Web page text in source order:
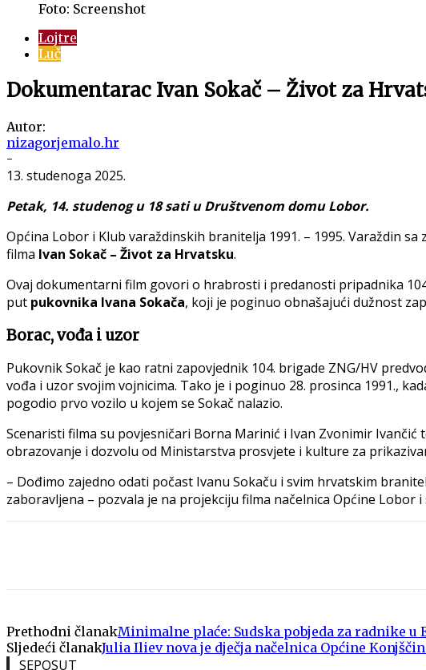
Foto: Screenshot
Lojtre
Luč
Dokumentarac Ivan Sokač – Život za
Autor:
nizagorjemalo.hr
-
13. studenoga 2025.
Petak, 14. studenog u 18 sati u Društvenom domu Lobor.
Općina Lobor i Klub varaždinskih branitelja 1991. – 1995. Varaždin
filma Ivan Sokač – Život za Hrvatsku.
Ovaj dokumentarni film govori o hrabrosti i predanosti pripadnika
put pukovnika Ivana Sokača, koji je poginuo obnašajući dužnost
Borac, vođa i uzor
Pukovnik Sokač je kao ratni zapovjednik 104. brigade ZNG/HV
vođa i uzor svojim vojnicima. Tako je i poginuo 28. prosinca 1991.,
pogodio prvo vozilo u kojem se Sokač nalazio.
Scenaristi filma su povjesničari Borna Marinić i Ivan Zvonimir
obrazovanje i dozvolu od Ministarstva prosvjete i kulture za
– Dođimo zajedno odati počast Ivanu Sokaču i svim hrvatskim
zaboravljena – pozvala je na projekciju filma načelnica Općine Lobor
Prethodni članakMinimalne plaće: Sudska pobjeda za radnike u
Sljedeći članakJulia Iliev nova je dječja načelnica Općine
SEPOSUT